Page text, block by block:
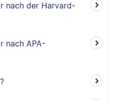
nach der Harvard-
nach APA-